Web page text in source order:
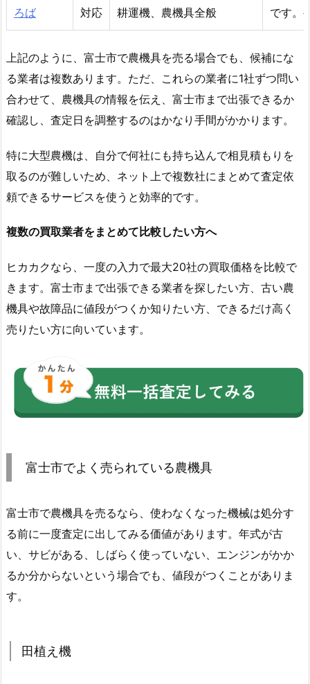
ろば
対応
耕運機、農機具全般
です。
上記のように、富士市で農機具を売る場合でも、候補にな
る業者は複数あります。ただ、これらの業者に1社ずつ問い
合わせて、農機具の情報を伝え、富士市まで出張できるか
確認し、査定日を調整するのはかなり手間がかかります。
特に大型農機は、自分で何社にも持ち込んで相見積もりを
取るのが難しいため、ネット上で複数社にまとめて査定依
頼できるサービスを使うと効率的です。
複数の買取業者をまとめて比較したい方へ
ヒカカクなら、一度の入力で最大20社の買取価格を比較で
きます。富士市まで出張できる業者を探したい方、古い農
機具や故障品に値段がつくか知りたい方、できるだけ高く
売りたい方に向いています。
富士市でよく売られている農機具
富士市で農機具を売るなら、使わなくなった機械は処分す
る前に一度査定に出してみる価値があります。年式が古
い、サビがある、しばらく使っていない、エンジンがかか
るか分からないという場合でも、値段がつくことがありま
す。
田植え機